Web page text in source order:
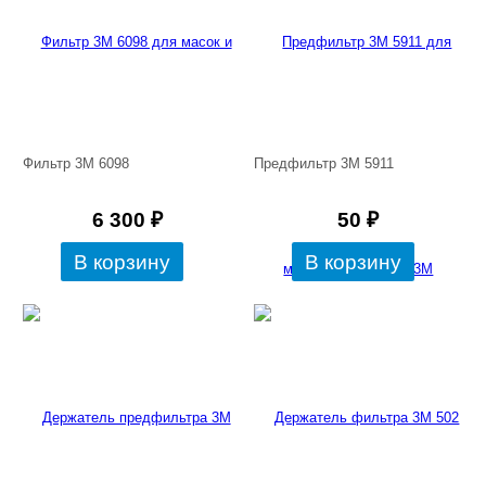
Фильтр 3М 6098
6 300 ₽
Предфильтр 3М 5911
50 ₽